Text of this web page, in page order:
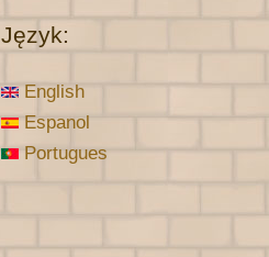
Język:
English
Espanol
Portugues